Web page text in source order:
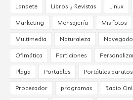
Landete Libros y Revistas Linux
Marketing Mensajería Mis fotos
Multimedia Naturaleza
Ofimática Particiones
Playa Portables Portátiles baratos
Procesador programas Radio